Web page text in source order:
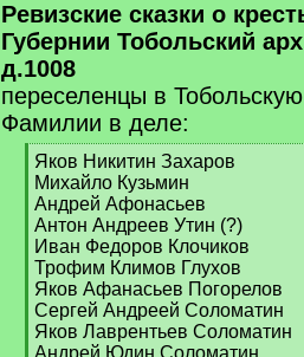
Ревизские сказки о
Губернии Тобольский
д.1008
переселенцы в
Фамилии в деле:
[
q
]
Яков Никитин Захаров
Михайло Кузьмин
Андрей Афонасьев
Антон Андреев Утин (?)
Иван Федоров Клочиков
Трофим Климов Глухов
Яков Афанасьев Погорелов
Сергей Андреей Соломатин
Яков Лаврентьев Соломатин
Андрей Юдин Соломатин